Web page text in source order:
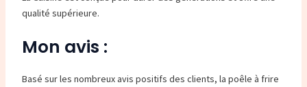
qualité supérieure.
Mon avis :
Basé sur les nombreux avis positifs des clients, la poêle à frire